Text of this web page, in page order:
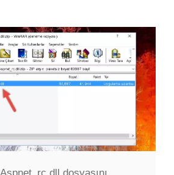
Aspnet_rc.dll dosyasını